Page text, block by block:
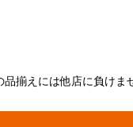
揃えには他店に負けま